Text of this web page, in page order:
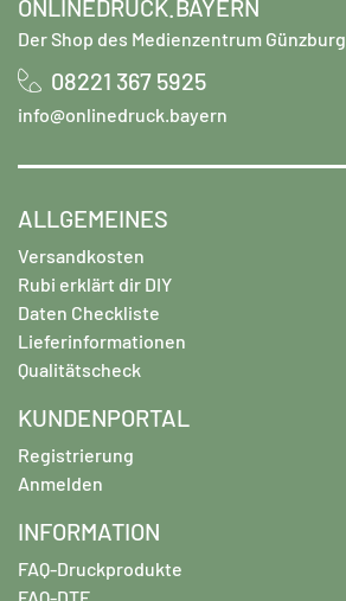
ONLINEDRUCK.BAYERN
Der Shop des Medienzentrum Günzburg
08221 367 5925
info@onlinedruck.bayern
ALLGEMEINES
Versandkosten
Rubi erklärt dir DIY
Daten Checkliste
Lieferinformationen
Qualitätscheck
KUNDENPORTAL
Registrierung
Anmelden
INFORMATION
FAQ-Druckprodukte
FAQ-DTF